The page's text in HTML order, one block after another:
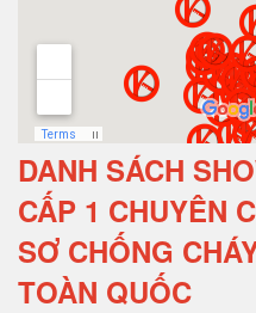
DANH SÁCH
CẤP 1 CHUYÊN
SƠ CHỐNG
TOÀN QUỐC